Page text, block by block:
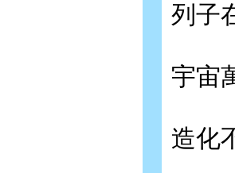
列子
宇宙
造化